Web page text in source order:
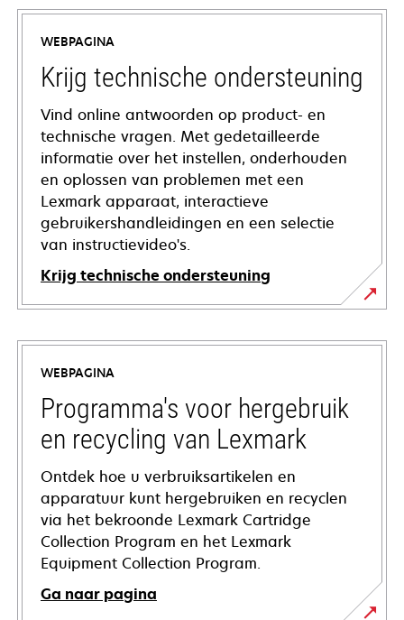
WEBPAGINA
Krijg technische ondersteuning
Vind online antwoorden op product- en
technische vragen. Met gedetailleerde
informatie over het instellen, onderhouden
en oplossen van problemen met een
Lexmark apparaat, interactieve
gebruikershandleidingen en een selectie
van instructievideo's.
Krijg technische ondersteuning
opens
in
new
tab
WEBPAGINA
Programma's voor hergebruik
en recycling van Lexmark
Ontdek hoe u verbruiksartikelen en
apparatuur kunt hergebruiken en recyclen
via het bekroonde Lexmark Cartridge
Collection Program en het Lexmark
Equipment Collection Program.
Ga naar pagina